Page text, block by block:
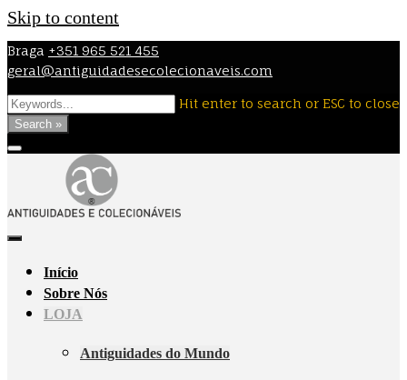
Skip to content
Braga +351 965 521 455
geral@antiguidadesecolecionaveis.com
Hit enter to search or ESC to close
Search »
Início
Sobre Nós
LOJA
Antiguidades do Mundo